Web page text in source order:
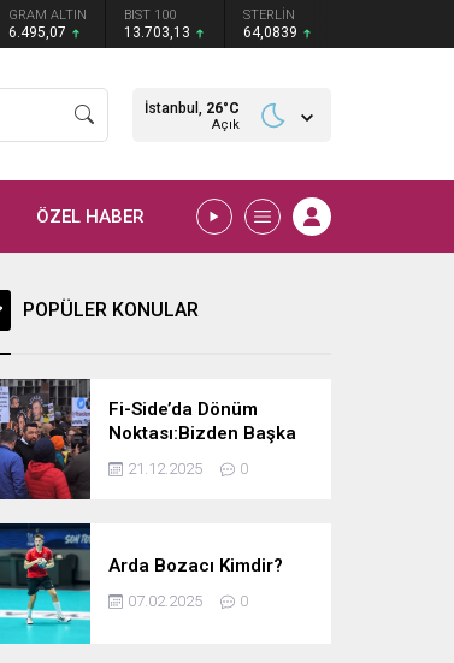
GRAM ALTIN
6.495,07
BIST 100
13.703,13
STERLİN
64,0839
İstanbul, 26°C
Açık
ÖZEL HABER
POPÜLER KONULAR
Fi-Side’da Dönüm
Noktası:Bizden Başka
Çare Yok, Kendi
Göbeğimizi Kendimiz
21.12.2025 0
Arda Bozacı Kimdir?
07.02.2025 0